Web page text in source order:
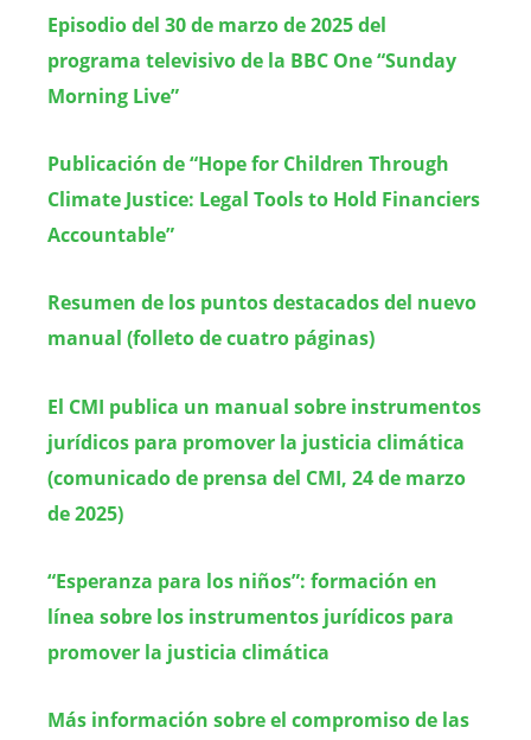
Episodio del 30 de marzo de 2025 del
programa televisivo de la BBC One “Sunday
Morning Live”
Publicación de “Hope for Children Through
Climate Justice: Legal Tools to Hold Financiers
Accountable”
Resumen de los puntos destacados del nuevo
manual (folleto de cuatro páginas)
El CMI publica un manual sobre instrumentos
jurídicos para promover la justicia climática
(comunicado de prensa del CMI, 24 de marzo
de 2025)
“Esperanza para los niños”: formación en
línea sobre los instrumentos jurídicos para
promover la justicia climática
Más información sobre el compromiso de las